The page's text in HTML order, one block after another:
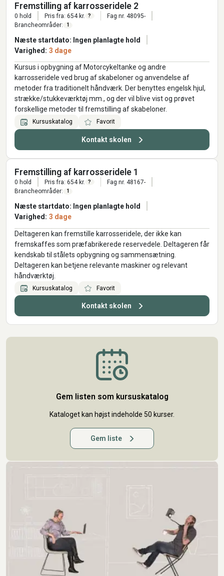
Fremstilling af karrosseridele 2
0 hold Pris fra: 654 kr. ?
Fag nr. 48095-
Brancheområder:
1
Næste startdato: Ingen planlagte hold
Varighed: 3 dage
Kursus i opbygning af Motorcykeltanke og andre
karrosseridele ved brug af skabeloner og anvendelse af
metoder fra traditionelt håndværk. Der benyttes engelsk hjul,
strække/stukkeværktøj mm., og der vil blive vist og prøvet
forskellige metoder til fremstilling af skabeloner.
Kursuskatalog Favorit
Kontakt skolen
Fremstilling af karrosseridele 1
0 hold Pris fra: 654 kr. ?
Fag nr. 48167-
Brancheområder:
1
Næste startdato: Ingen planlagte hold
Varighed: 3 dage
Deltageren kan fremstille karrosseridele, der ikke kan
fremskaffes som præfabrikerede reservedele. Deltageren får
kendskab til stålets opbygning og sammensætning.
Deltageren kan betjene relevante maskiner og relevant
håndværktøj.
Kursuskatalog Favorit
Kontakt skolen
Gem listen som kursuskatalog
Kataloget kan højst indeholde 50 kurser.
Gem liste